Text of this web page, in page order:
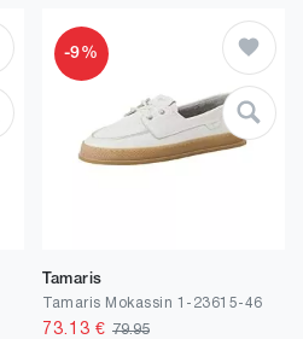
-9%
Tamaris
Tamaris Mokassin 1-23615-46
73.13 € 79.95